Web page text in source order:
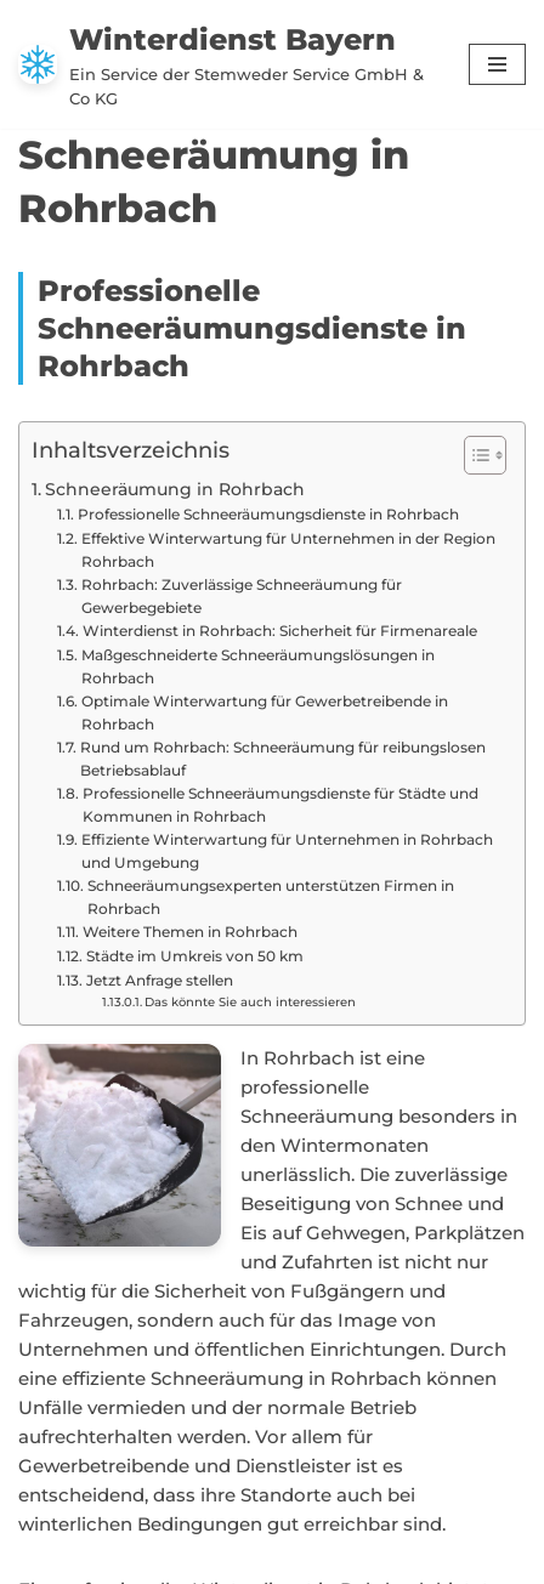
Zum
Inhalt
Winterdienst Bayern
Ein Service der Stemweder Service GmbH &
Co KG
Schneeräumung in
Rohrbach
Professionelle
Schneeräumungsdienste in
Rohrbach
Inhaltsverzeichnis
Schneeräumung in Rohrbach
Professionelle Schneeräumungsdienste in Rohrbach
Effektive Winterwartung für Unternehmen in der Region
Rohrbach
Rohrbach: Zuverlässige Schneeräumung für
Gewerbegebiete
Winterdienst in Rohrbach: Sicherheit für Firmenareale
Maßgeschneiderte Schneeräumungslösungen in
Rohrbach
Optimale Winterwartung für Gewerbetreibende in
Rohrbach
Rund um Rohrbach: Schneeräumung für reibungslosen
Betriebsablauf
Professionelle Schneeräumungsdienste für Städte und
Kommunen in Rohrbach
Effiziente Winterwartung für Unternehmen in Rohrbach
und Umgebung
Schneeräumungsexperten unterstützen Firmen in
Rohrbach
Weitere Themen in Rohrbach
Städte im Umkreis von 50 km
Jetzt Anfrage stellen
Das könnte Sie auch interessieren
In Rohrbach ist eine
professionelle
Schneeräumung besonders in
den Wintermonaten
unerlässlich. Die zuverlässige
Beseitigung von Schnee und
Eis auf Gehwegen, Parkplätzen
und Zufahrten ist nicht nur
wichtig für die Sicherheit von Fußgängern und
Fahrzeugen, sondern auch für das Image von
Unternehmen und öffentlichen Einrichtungen. Durch
eine effiziente Schneeräumung in Rohrbach können
Unfälle vermieden und der normale Betrieb
aufrechterhalten werden. Vor allem für
Gewerbetreibende und Dienstleister ist es
entscheidend, dass ihre Standorte auch bei
winterlichen Bedingungen gut erreichbar sind.